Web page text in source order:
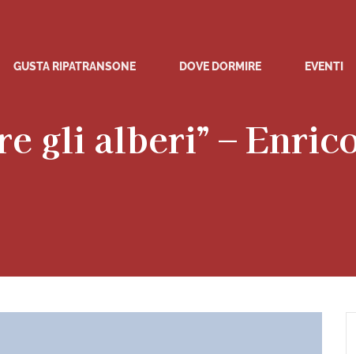
GUSTA RIPATRANSONE DOVE DORMIRE EVENTI
gli alberi” –